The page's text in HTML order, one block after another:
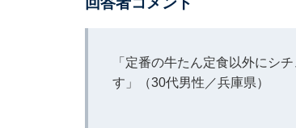
「定番の牛たん定食以外にシ
す」（30代男性／兵庫県）